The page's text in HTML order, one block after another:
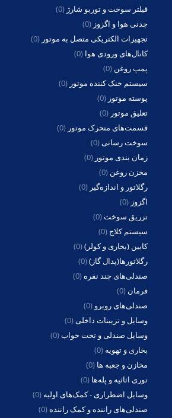
فیلتر سوخت و توربو شارژ (0)
چدنی هوا و اگزوز (0)
تجهیزات الکتریکی متصل به موتور (0)
کانال‌های ورودی هوا (0)
پمپ روغن (0)
سیستم خنک کننده موتور (0)
پوسته موتور (0)
تعلیق موتور (0)
قسمت‌های متحرک موتور (0)
سوخت رسانی(0)
زمان بندی موتور (0)
مخزن روغن (0)
رگلاتور و اندازه‌گیر (0)
اگزوز (0)
تزریق سوخت(0)
سیستم کلاج (0)
کابین (بخاری و کولر)(0)
رگلاتورها(پدال گاز)(0)
صندلی‌های چند نفره (0)
فرمان (0)
صندلی‌های روبرو (0)
وسایل و تزیینات داخلی(0)
وسایل صندلی و تخت خواب(0)
بخاری و تهویه (0)
مخازن و جعبه ها (0)
توری اثاثیه و پله‌ها (0)
وسایل اضطراری - کمک‌های اولیه (0)
صندلی‌های راننده و کمک راننده (0)